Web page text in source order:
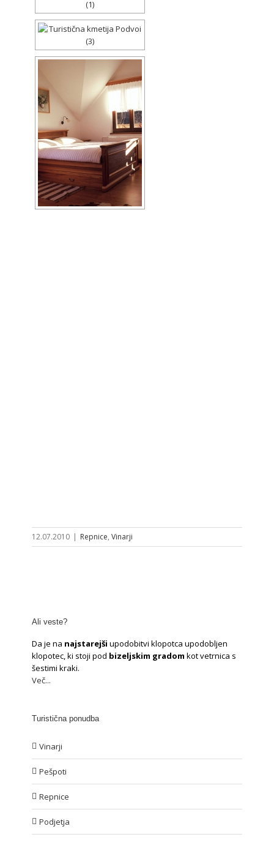
12.07.2010 | Repnice,Vinarji
Ali veste?
Da je na najstarejši upodobitvi klopotca upodobljen
klopotec, ki stoji pod bizeljskim gradom kot vetrnica s
šestimi kraki.
Več...
Turistična ponudba
Vinarji
Pešpoti
Repnice
Podjetja